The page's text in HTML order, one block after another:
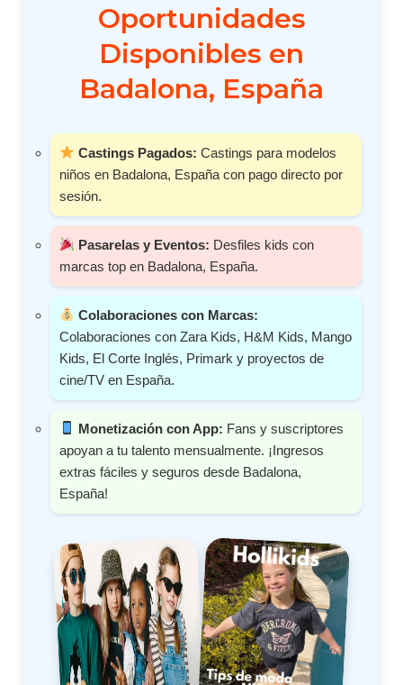
Oportunidades
Disponibles en
Badalona, España
Castings Pagados: Castings para modelos
niños en Badalona, España con pago directo por
sesión.
Pasarelas y Eventos: Desfiles kids con
marcas top en Badalona, España.
Colaboraciones con Marcas:
Colaboraciones con Zara Kids, H&M Kids, Mango
Kids, El Corte Inglés, Primark y proyectos de
cine/TV en España.
Monetización con App: Fans y suscriptores
apoyan a tu talento mensualmente. ¡Ingresos
extras fáciles y seguros desde Badalona,
España!